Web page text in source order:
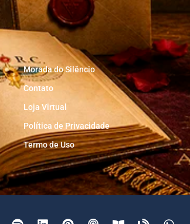
Morada do Silêncio
Contato
Loja Virtual
Política de Privacidade
Termo de Uso